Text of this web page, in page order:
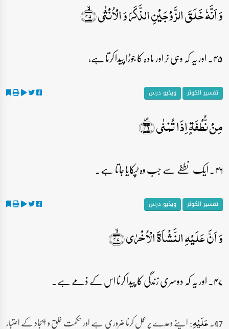
وَ اَنَّہٗ خَلَقَ الزَّوۡجَیۡنِ الذَّکَرَ وَ الۡاُنۡثٰی ﴿ۙ۴۵﴾
۴۵۔ اور یہ کہ وہی نر اور مادہ کا جوڑا پیدا کرتا ہے،
تفسیر الکوثر ویڈیو درس
مِنۡ نُّطۡفَۃٍ اِذَا تُمۡنٰی ﴿۪۴۶﴾
۴۶۔ ایک نطفے سے جب وہ ٹپکایا جاتا ہے۔
تفسیر الکوثر ویڈیو درس
وَ اَنَّ عَلَیۡہِ النَّشۡاَۃَ الۡاُخۡرٰی ﴿ۙ۴۷﴾
۴۷۔ اور یہ کہ دوسری زندگی کا پیدا کرنا اس کے ذمے ہے۔
47۔ عَلَیۡہِ: اپنے وعدے پر عمل کرنا ضروری ہے اور حکمت خلق و ایجاد کے اعتبار